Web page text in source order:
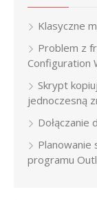
Klasyczne
Problem z
Configuration
Skrypt
jednoczesną
Planowanie
programu